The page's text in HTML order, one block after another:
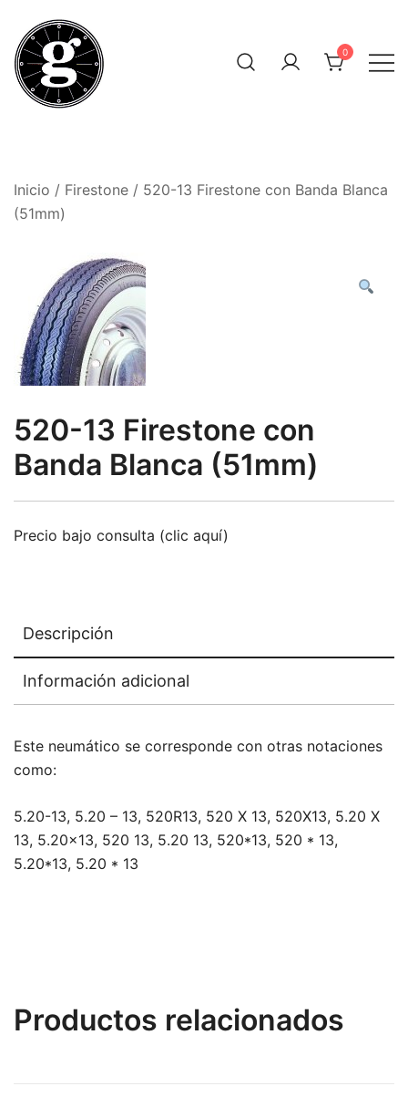
contenido
0
Inicio / Firestone / 520-13 Firestone con Banda Blanca
(51mm)
520-13 Firestone con
Banda Blanca (51mm)
Precio bajo consulta (clic aquí)
Descripción
Información adicional
Este neumático se corresponde con otras notaciones
como:
5.20-13, 5.20 – 13, 520R13, 520 X 13, 520X13, 5.20 X
13, 5.20×13, 520 13, 5.20 13, 520*13, 520 * 13,
5.20*13, 5.20 * 13
Productos relacionados